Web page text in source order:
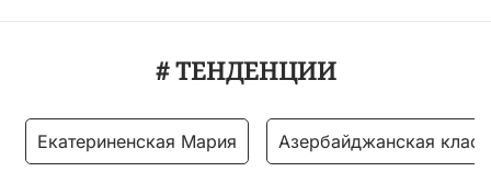
# ТЕНДЕНЦИИ
Екатериненская Мария Азербайджанская